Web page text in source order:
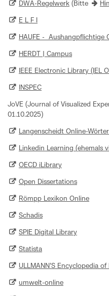
DWA-Regelwerk (Bitte
E L F I
HAUFE - Aushangpflichtige
HERDT | Campus
IEEE Electronic Library (IEL
INSPEC
JoVE (Journal of Visualized
01.10.2025)
Langenscheidt Online-
Linkedin Learning (ehemals
OECD iLibrary
Open Dissertations
Römpp Lexikon Online
Schadis
SPIE Digital Library
Statista
ULLMANN'S Encyclopedia
umwelt-online